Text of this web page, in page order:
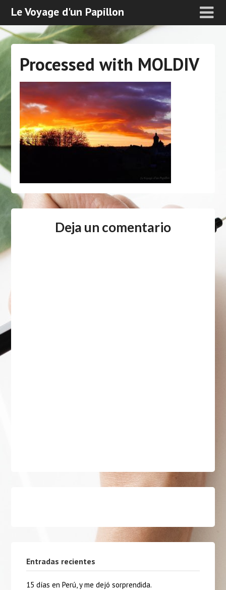
Le Voyage d'un Papillon
Processed with MOLDIV
Deja un comentario
Entradas recientes
15 días en Perú, y me dejó sorprendida.